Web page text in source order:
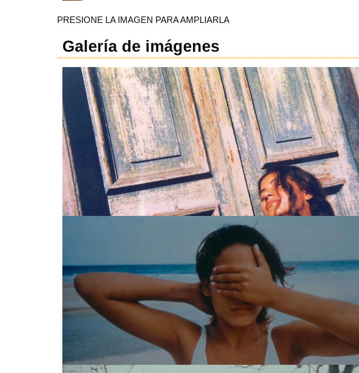
PRESIONE LA IMAGEN PARA AMPLIARLA
Galería de imágenes
¿QUIÉN DIABLOS ES JULIETTE? / DOCUMENTAL, ARCHIVO DDCM